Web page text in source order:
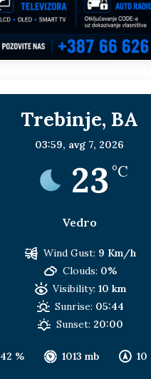
sljedeća meta!? BOSNA I
[ 14. jul 2026. ] Budimiru je
Dodik i Vučić
[ 11. jul 2026. ] Ako se
HERCEGOVINA
[ 9. jul 2026. ] RTRS-u
[ 30. jul 2026. ] Uhapšen
Trebinje, BA
03:59, avg 7, 2026
23 °C
Vedro
42 % 1013 mb
Wind Gust: 9 Km/h
Clouds: 0%
Visibility: 10 km
Sunrise: 05:44
Sunset: 20:00